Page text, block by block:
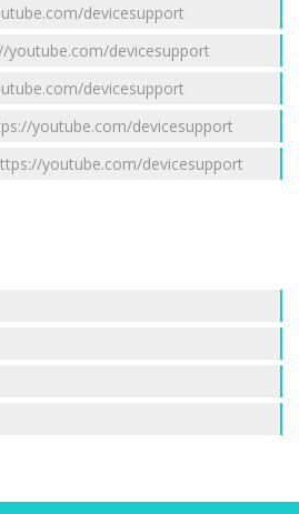
devicesupport
youtube.com/devicesupport
devicesupport
youtube.com/devicesupport
youtube.com/devicesupport